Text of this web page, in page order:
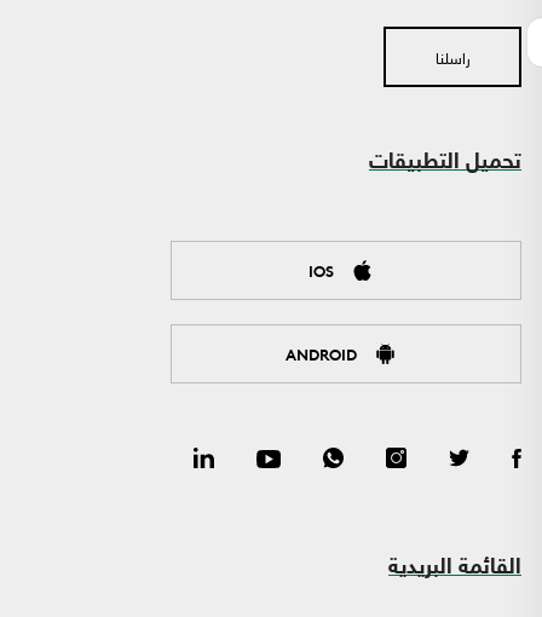
راسلنا
تحميل التطبيقات
IOS
ANDROID
القائمة البريدية